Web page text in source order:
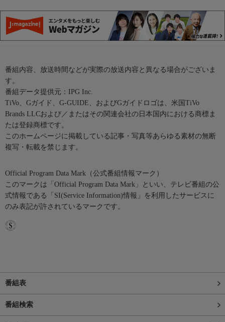
番組内容、放送時間などが実際の放送内容と異なる場合がございま
す。
番組データ提供元：IPG Inc.
TiVo、Gガイド、G-GUIDE、およびGガイドロゴは、米国TiVo
Brands LLCおよび／またはその関連会社の日本国内における商標ま
たは登録商標です。
このホームページに掲載している記事・写真等あらゆる素材の無断
複写・転載を禁じます。
Official Program Data Mark（公式番組情報マーク）
このマークは「Official Program Data Mark」といい、テレビ番組の公
式情報である「SI(Service Information)情報」を利用したサービスに
のみ表記が許されているマークです。
番組表
番組検索